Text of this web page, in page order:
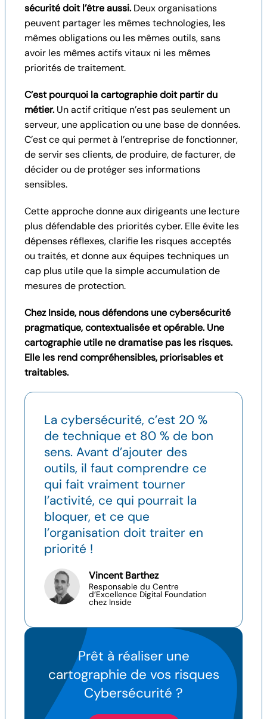
sécurité doit l’être aussi. Deux organisations
peuvent partager les mêmes technologies, les
mêmes obligations ou les mêmes outils, sans
avoir les mêmes actifs vitaux ni les mêmes
priorités de traitement.
C’est pourquoi la cartographie doit partir du
métier. Un actif critique n’est pas seulement un
serveur, une application ou une base de données.
C’est ce qui permet à l’entreprise de fonctionner,
de servir ses clients, de produire, de facturer, de
décider ou de protéger ses informations
sensibles.
Cette approche donne aux dirigeants une lecture
plus défendable des priorités cyber. Elle évite les
dépenses réflexes, clarifie les risques acceptés
ou traités, et donne aux équipes techniques un
cap plus utile que la simple accumulation de
mesures de protection.
Chez Inside, nous défendons une cybersécurité
pragmatique, contextualisée et opérable. Une
cartographie utile ne dramatise pas les risques.
Elle les rend compréhensibles, priorisables et
traitables.
La cybersécurité, c’est 20 %
de technique et 80 % de bon
sens. Avant d’ajouter des
outils, il faut comprendre ce
qui fait vraiment tourner
l’activité, ce qui pourrait la
bloquer, et ce que
l’organisation doit traiter en
priorité !
Vincent Barthez
Responsable du Centre
d’Excellence Digital Foundation
chez Inside
Prêt à réaliser une
cartographie de vos risques
Cybersécurité ?